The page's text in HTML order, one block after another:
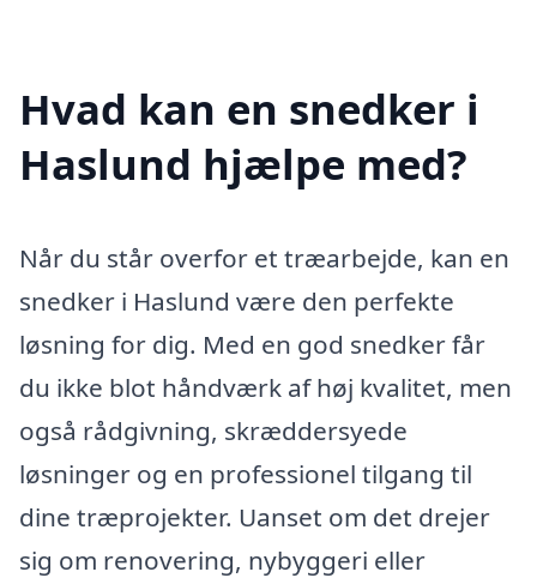
Hvad kan en snedker i
Haslund hjælpe med?
Når du står overfor et træarbejde, kan en
snedker i Haslund være den perfekte
løsning for dig. Med en god snedker får
du ikke blot håndværk af høj kvalitet, men
også rådgivning, skræddersyede
løsninger og en professionel tilgang til
dine træprojekter. Uanset om det drejer
sig om renovering, nybyggeri eller